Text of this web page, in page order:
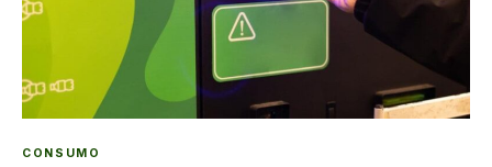
CONSUMO